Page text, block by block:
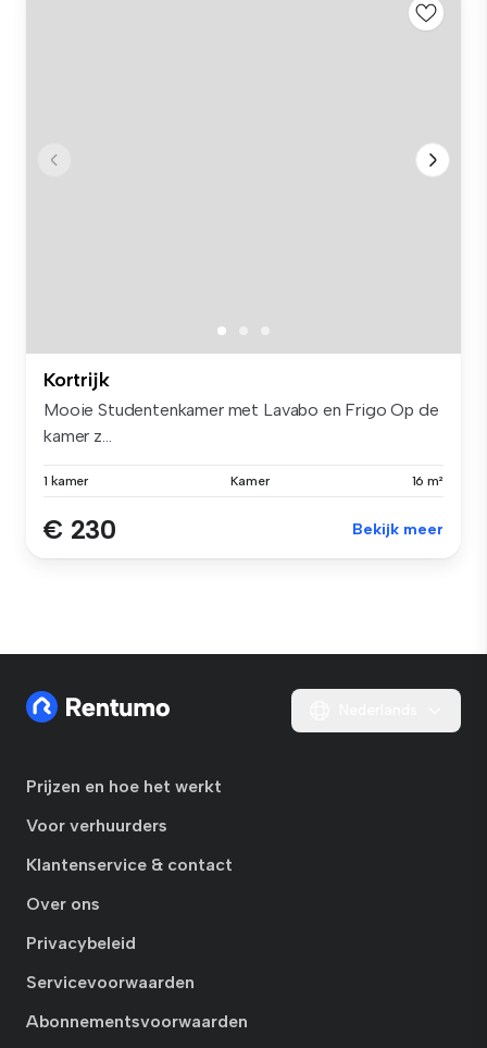
Kortrijk
Mooie Studentenkamer met Lavabo en Frigo Op de
kamer z...
1 kamer Kamer 16 m²
€ 230 Bekijk meer
Prijzen en hoe het werkt
Voor verhuurders
Klantenservice & contact
Over ons
Privacybeleid
Servicevoorwaarden
Abonnementsvoorwaarden